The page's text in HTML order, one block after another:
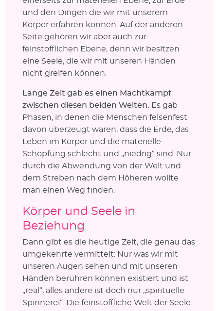
und den Dingen die wir mit unserem
Körper erfahren können. Auf der anderen
Seite gehören wir aber auch zur
feinstofflichen Ebene, denn wir besitzen
eine Seele, die wir mit unseren Händen
nicht greifen können.
Lange Zeit gab es einen Machtkampf
zwischen diesen beiden Welten. Es gab
Phasen, in denen die Menschen felsenfest
davon überzeugt waren, dass die Erde, das
Leben im Körper und die materielle
Schöpfung schlecht und „niedrig“ sind. Nur
durch die Abwendung von der Welt und
dem Streben nach dem Höheren wollte
man einen Weg finden.
Körper und Seele in
Beziehung
Dann gibt es die heutige Zeit, die genau das
umgekehrte vermittelt: Nur was wir mit
unseren Augen sehen und mit unseren
Händen berühren können existiert und ist
„real“, alles andere ist doch nur „spirituelle
Spinnerei“. Die feinstoffliche Welt der Seele